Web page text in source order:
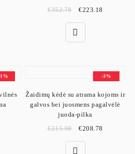
€352.78 €223.18
-3%
Žaidimų kėdė su atrama kojoms ir
galvos bei juosmens pagalvėlė
juoda-pilka
€215.98 €208.78